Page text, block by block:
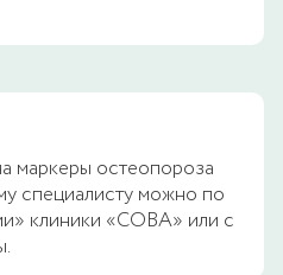
маркеры остеопороза
специалисту можно по
клиники «СОВА» или с